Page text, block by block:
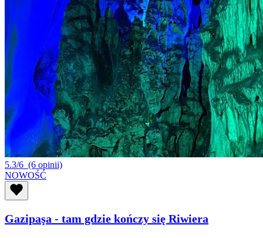
5.3/6 (6 opinii)
NOWOŚĆ
Gazipaşa - tam gdzie kończy się Riwiera